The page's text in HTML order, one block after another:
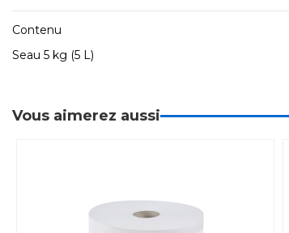
Contenu
Seau 5 kg (5 L)
Vous aimerez aussi